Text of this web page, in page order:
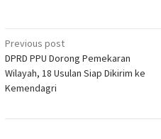
Post
navigation
Previous post
DPRD PPU Dorong Pemekaran
Wilayah, 18 Usulan Siap Dikirim ke
Kemendagri